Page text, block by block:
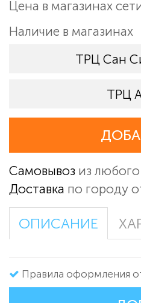
Цена в магазинах
Наличие в магазинах
ТРЦ Сан
ТРЦ
Самовывоз из
Доставка по городу
ОПИСАНИЕ
Правила оформления